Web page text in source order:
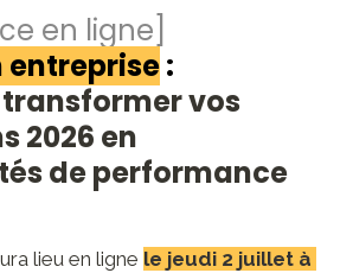
en ligne]
entreprise
vos
2026 en
de performance
lieu en ligne le jeudi 2 juillet à